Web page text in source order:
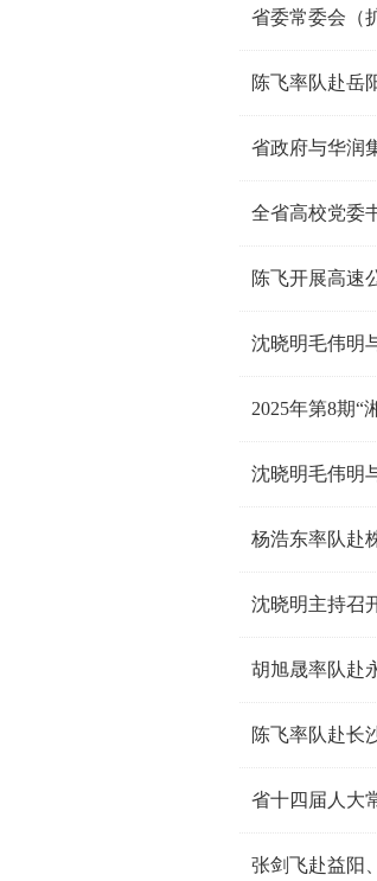
省委常委会（
陈飞率队赴岳
全省高校党委
沈晓明毛伟明
2025年第8期“
沈晓明毛伟明
沈晓明主持召
陈飞率队赴长
省十四届人大
张剑飞赴益阳